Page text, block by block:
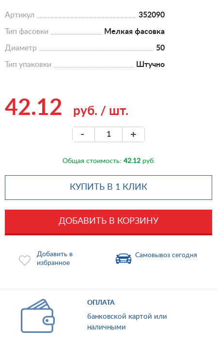
Артикул 352090
Тип фасовки Мелкая фасовка
Диаметр 50
Тип упаковки Штучно
42.12 руб. / шт.
- +
Общая стоимость: 42.12руб.
КУПИТЬ В 1 КЛИК
ДОБАВИТЬ В КОРЗИНУ
Добавить в
избранное
Самовывоз сегодня
ОПЛАТА
банковской картой или
наличными